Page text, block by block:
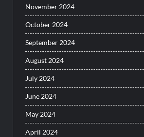
November 2024
October 2024
September 2024
August 2024
July 2024
June 2024
May 2024
April 2024